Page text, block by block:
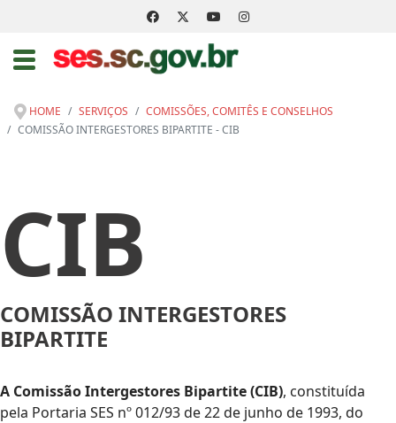
HOME SERVIÇOS
COMISSÕES, COMITÊS E CONSELHOS
COMISSÃO INTERGESTORES BIPARTITE - CIB
CIB
COMISSÃO INTERGESTORES
BIPARTITE
A Comissão Intergestores Bipartite (CIB), constituída
pela Portaria SES nº 012/93 de 22 de junho de 1993, do